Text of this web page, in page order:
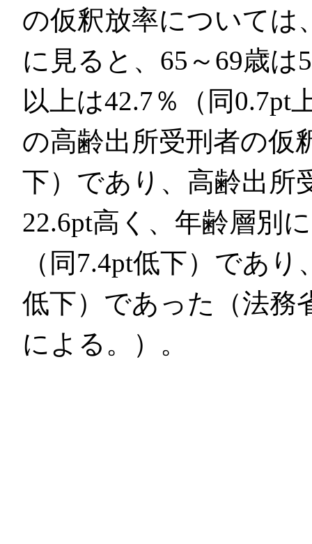
の仮釈放率については
に見ると、65～69歳は
以上は42.7％（同0.7pt
の高齢出所受刑者の仮
下）であり、高齢出所
22.6pt高く、年齢層別
（同7.4pt低下）であ
低下）であった（法務
による。）。